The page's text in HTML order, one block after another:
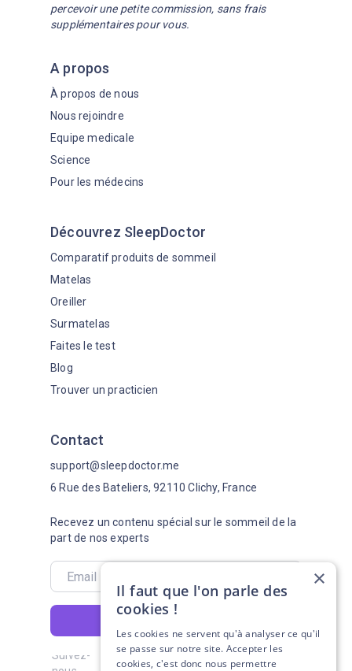
A propos
Découvrez SleepDoctor
Contact
percevoir une petite commission, sans frais
supplémentaires pour vous.
Nous rejoindre
Equipe medicale
Science
Matelas
Comparatif produits de sommeil
Oreiller
Surmatelas
Blog
Trouver un practicien
Faites le test
Pour les médecins
Recevez un contenu spécial sur le sommeil de la
part de nos experts
support@sleepdoctor.me
6 Rue des Bateliers, 92110 Clichy, France
Suivez-
À propos de nous
×
Il faut que l'on parle des
cookies !
Les cookies ne servent qu'à analyser ce qu'il
se passe sur notre site. Accepter les
cookies, c'est donc nous permettre